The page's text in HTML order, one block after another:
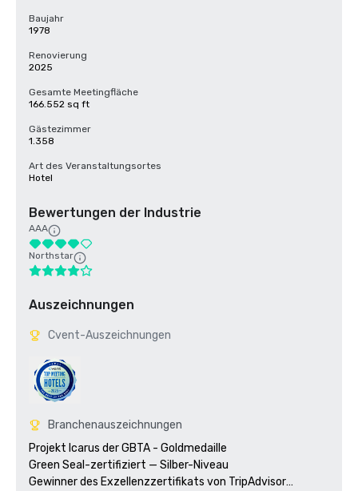
Baujahr
1978
Renovierung
2025
Gesamte Meetingfläche
166.552 sq ft
Gästezimmer
1.358
Art des Veranstaltungsortes
Hotel
Bewertungen der Industrie
AAA
Northstar
Auszeichnungen
Cvent-Auszeichnungen
Branchenauszeichnungen
Projekt Icarus der GBTA - Goldmedaille
Green Seal-zertifiziert — Silber-Niveau
Gewinner des Exzellenzzertifikats von TripAdvisor